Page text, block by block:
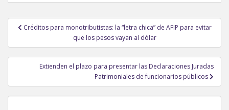
Navegación
entradas
Créditos para monotributistas: la “letra chica” de AFIP para evitar
que los pesos vayan al dólar
Extienden el plazo para presentar las Declaraciones Juradas
Patrimoniales de funcionarios públicos